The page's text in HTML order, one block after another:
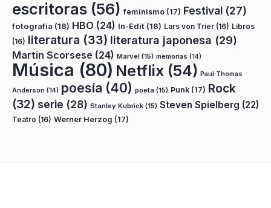
escritoras (56) feminismo (17) Festival (27)
fotografía (18) HBO (24) In-Edit (18) Lars von Trier (16) Libros
(16) literatura (33) literatura japonesa (29)
Martin Scorsese (24) Marvel (15) memorias (14)
Música (80) Netflix (54) Paul Thomas
Anderson (14) poesía (40) poeta (15) Punk (17) Rock
(32) serie (28) Stanley Kubrick (15) Steven Spielberg (22)
Teatro (16) Werner Herzog (17)